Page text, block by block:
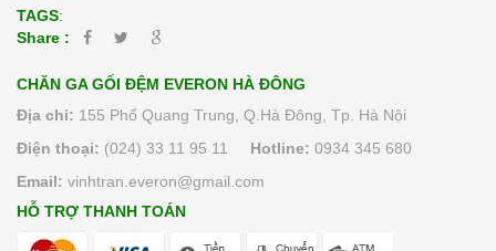
TAGS:
Share :
CHĂN GA GỐI ĐỆM EVERON HÀ ĐÔNG
Địa chỉ: 155 Phố Quang Trung, Q.Hà Đông, Tp. Hà Nội
Điện thoại: (024) 33 11 95 11 Hotline: 0934 345 680
Email: vinhtran.everon@gmail.com
HỖ TRỢ THANH TOÁN